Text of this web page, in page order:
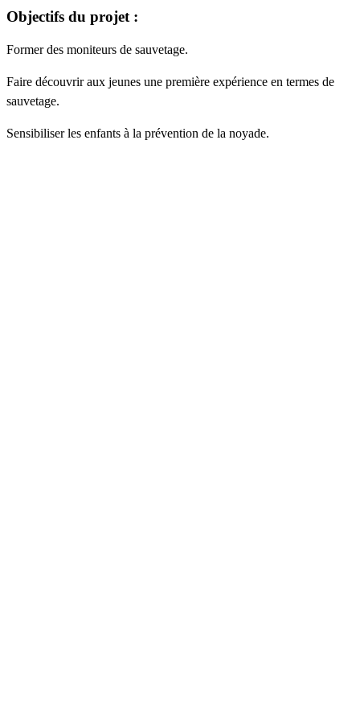
Objectifs du projet :
Former des moniteurs de sauvetage.
Faire découvrir aux jeunes une première expérience en termes de
sauvetage.
Sensibiliser les enfants à la prévention de la noyade.